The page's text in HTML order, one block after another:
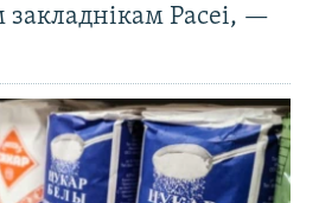
Расеі, —